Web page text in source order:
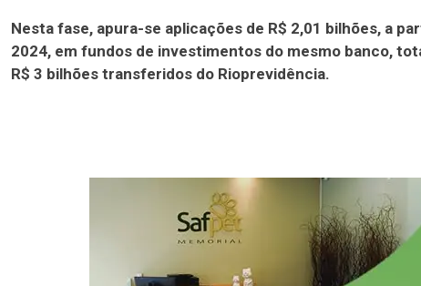
Nesta fase, apura-se aplicações de R$ 2,01 bilhões, a
2024, em fundos de investimentos do mesmo banco,
R$ 3 bilhões transferidos do Rioprevidência.